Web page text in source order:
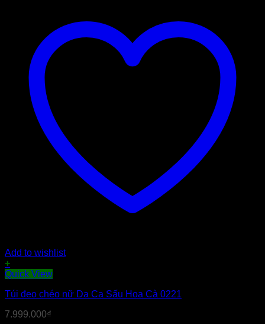
Add to wishlist
+
Quick View
Túi đeo chéo nữ Da Ca Sấu Hoa Cà 0221
7.999.000₫